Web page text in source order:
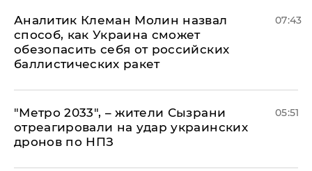
Аналитик Клеман Молин назвал
способ, как Украина сможет
обезопасить себя от российских
баллистических ракет
07:43
"Метро 2033", – жители Сызрани
отреагировали на удар украинских
дронов по НПЗ
05:51